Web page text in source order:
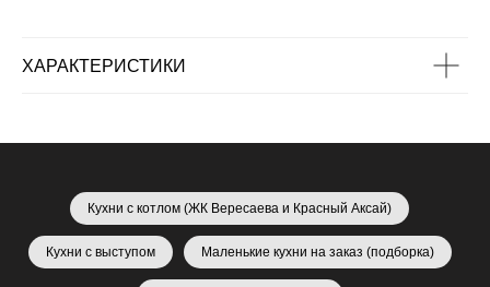
ХАРАКТЕРИСТИКИ
Кухни с котлом (ЖК Вересаева и Красный Аксай)
Кухни с выступом Маленькие кухни на заказ (подборка)